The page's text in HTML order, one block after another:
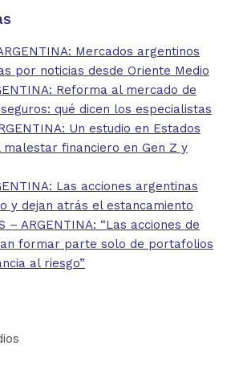
Mercados argentinos
por noticias desde Oriente Medio
Reforma al mercado de
qué dicen los especialistas
Un estudio en Estados
malestar financiero en Gen Z y
Las acciones argentinas
y dejan atrás el estancamiento
– ARGENTINA: “Las acciones de
formar parte solo de portafolios
al riesgo”